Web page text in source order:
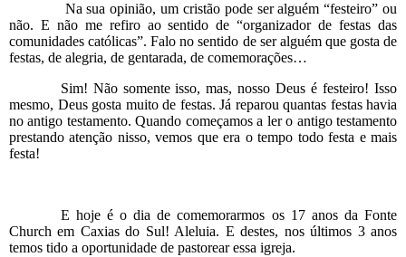
Na sua opinião, um cristão pode ser alguém “festeiro” ou
não. E não me refiro ao sentido de “organizador de festas das
comunidades católicas”. Falo no sentido de ser alguém que gosta de
festas, de alegria, de gentarada, de comemorações…
Sim! Não somente isso, mas, nosso Deus é festeiro! Isso
mesmo, Deus gosta muito de festas. Já reparou quantas festas havia
no antigo testamento. Quando começamos a ler o antigo testamento
prestando atenção nisso, vemos que era o tempo todo festa e mais
festa!
E hoje é o dia de comemorarmos os 17 anos da Fonte
Church em Caxias do Sul! Aleluia. E destes, nos últimos 3 anos
temos tido a oportunidade de pastorear essa igreja.